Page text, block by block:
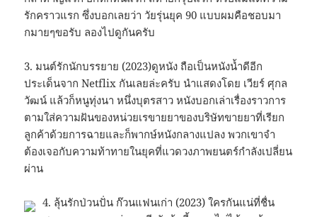
รักคราวแรก ซึ่งบอกเลยว่า วัยรุ่นยุค 90 แบบผมคือชอบมา
กมายๆขอรับ ลองไปดูกันครับ
3. มนต์รักนักบรรยาย (2023)ดูหนัง ถือเป็นหนังน้ำดีอีก
ประเด็นจาก Netflix กันเลยล่ะครับ นำแสดงโดย เวียร์ ศุกล
วัฒน์ แล้วก็หนูทุ่งนา หนึ่งบุตรสาว หนังบอกเล่าเรื่องราวการ
ตามใส่ความฝันของหน่วยเรขายยาของบริษัทขายยาที่เรียก
ลูกค้าด้วยการฉายและก็พากษ์หนังกลางแปลง พวกเขาจำ
ต้องเจอกับความท้าทายในยุคที่แวดวงภาพยนตร์กำลังเปลี่ยน
ผ่าน
4. ลุ้นรักป่วนปั่น ก๊วนแฟนเก่า (2023) ใครกันแน่ที่ชื่น